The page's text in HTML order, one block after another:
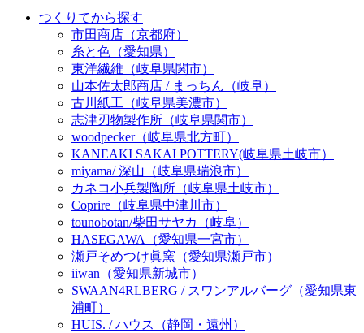
つくりてから探す
市田商店（京都府）
糸と色（愛知県）
東洋繊維（岐阜県関市）
山本佐太郎商店 / まっちん（岐阜）
古川紙工（岐阜県美濃市）
志津刃物製作所（岐阜県関市）
woodpecker（岐阜県北方町）
KANEAKI SAKAI POTTERY(岐阜県土岐市）
miyama/ 深山（岐阜県瑞浪市）
カネコ小兵製陶所（岐阜県土岐市）
Coprire（岐阜県中津川市）
tounobotan/柴田サヤカ（岐阜）
HASEGAWA（愛知県一宮市）
瀬戸そめつけ眞窯（愛知県瀬戸市）
iiwan（愛知県新城市）
SWAAN4RLBERG / スワンアルバーグ（愛知県東
浦町）
HUIS. / ハウス（静岡・遠州）